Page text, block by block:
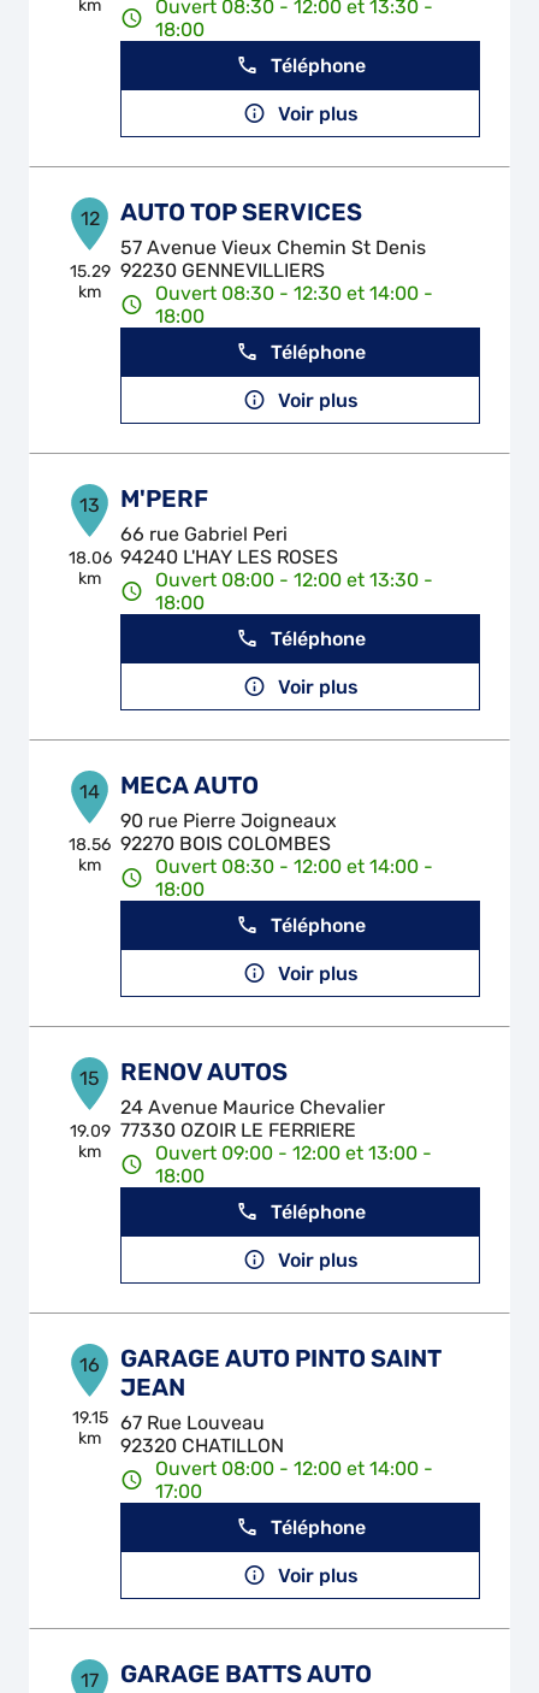
km
Ouvert 08:30 - 12:00 et 13:30 -
18:00
Téléphone
Voir plus
12
15.29
km
AUTO TOP SERVICES
57 Avenue Vieux Chemin St Denis
92230 GENNEVILLIERS
Ouvert 08:30 - 12:30 et 14:00 -
18:00
Téléphone
Voir plus
13
18.06
km
M'PERF
66 rue Gabriel Peri
94240 L'HAY LES ROSES
Ouvert 08:00 - 12:00 et 13:30 -
18:00
Téléphone
Voir plus
14
18.56
km
MECA AUTO
90 rue Pierre Joigneaux
92270 BOIS COLOMBES
Ouvert 08:30 - 12:00 et 14:00 -
18:00
Téléphone
Voir plus
15
19.09
km
RENOV AUTOS
24 Avenue Maurice Chevalier
77330 OZOIR LE FERRIERE
Ouvert 09:00 - 12:00 et 13:00 -
18:00
Téléphone
Voir plus
16
19.15
km
GARAGE AUTO PINTO SAINT
JEAN
67 Rue Louveau
92320 CHATILLON
Ouvert 08:00 - 12:00 et 14:00 -
17:00
Téléphone
Voir plus
17 GARAGE BATTS AUTO